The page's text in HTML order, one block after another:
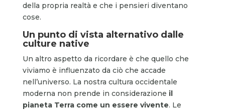
della propria realtà e che i pensieri diventano
cose.
Un punto di vista alternativo dalle
culture native
Un altro aspetto da ricordare è che quello che
viviamo è influenzato da ciò che accade
nell’universo. La nostra cultura occidentale
moderna non prende in considerazione il
pianeta Terra come un essere vivente. Le